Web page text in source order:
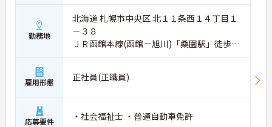
勤務地
北海道 札幌市中央区 北１１条西１４丁目１
－３８
ＪＲ函館本線(函館－旭川)「桑園駅」徒歩3
分
雇用形態 正社員(正職員)
応募要件 ・社会福祉士 ・普通自動車免許